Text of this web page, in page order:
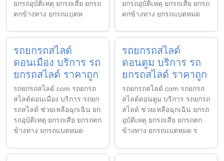
ยกรถอุบัติเหตุ ยกรถเสีย ยกรถ
ตกข้างทาง ยกรถแบตห
ยกรถอุบัติเหตุ ยกรถเสีย ยกรถ
ตกข้างทาง ยกรถแบตหมด
รถยกรถสไลด์
ดอนเมือง บริการ รถ
ยกรถสไลด์ ราคาถูก
รถยกรถสไลด์.com รถยกรถ
สไลด์ดอนเมือง บริการ รถยก
รถสไลด์ ช่วยเหลือฉุกเฉิน ยก
รถอุบัติเหตุ ยกรถเสีย ยกรถตก
ข้างทาง ยกรถแบตหมด
รถยกรถสไลด์
ดอนตูม บริการ รถ
ยกรถสไลด์ ราคาถูก
รถยกรถสไลด์.com รถยกรถ
สไลด์ดอนตูม บริการ รถยกรถ
สไลด์ ช่วยเหลือฉุกเฉิน ยกรถ
อุบัติเหตุ ยกรถเสีย ยกรถตก
ข้างทาง ยกรถแบตหมด ร